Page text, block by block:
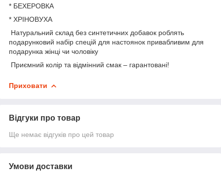
* БЕХЕРОВКА
* ХРІНОВУХА
Натуральний склад без синтетичних добавок роблять
подарунковий набір спецій для настоянок привабливим для
подарунка жінці чи чоловіку
Приємний колір та відмінний смак – гарантовані!
Приховати
Відгуки про товар
Ще немає відгуків про цей товар
Умови доставки